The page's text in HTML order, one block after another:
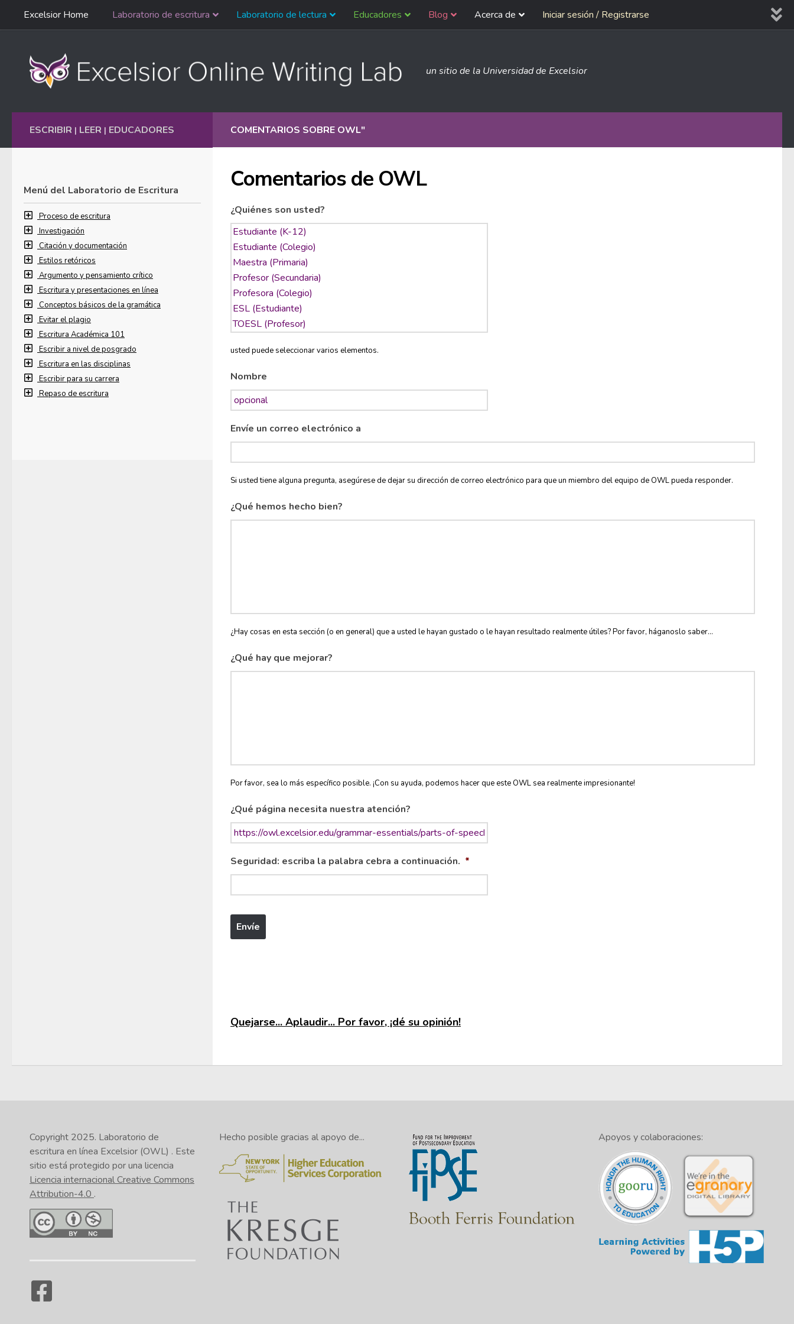
Ir al contenido
navegación
Excelsior Home Laboratorio de escritura Laboratorio de lectura Educadores Blog Acerca de Iniciar sesión / Registrarse
un sitio de la Universidad de Excelsior
COMENTARIOS SOBRE OWL"
Comentarios de OWL
¿Quiénes son usted?
usted puede seleccionar varios elementos.
Nombre
Envíe un correo electrónico a
Si usted tiene alguna pregunta, asegúrese de dejar su dirección de correo electrónico para que un miembro del equipo de OWL pueda responder.
¿Qué hemos hecho bien?
¿Hay cosas en esta sección (o en general) que a usted le hayan gustado o le hayan resultado realmente útiles? Por favor, háganoslo saber...
¿Qué hay que mejorar?
Por favor, sea lo más específico posible. ¡Con su ayuda, podemos hacer que este OWL sea realmente impresionante!
¿Qué página necesita nuestra atención?
Seguridad: escriba la palabra cebra a continuación. *
Quejarse... Aplaudir... Por favor, ¡dé su opinión!
ESCRIBIR | LEER | EDUCADORES
Menú del Laboratorio de Escritura
Proceso de escritura
Investigación
Citación y documentación
Estilos retóricos
Argumento y pensamiento crítico
Escritura y presentaciones en línea
Conceptos básicos de la gramática
Evitar el plagio
Escritura Académica 101
Escribir a nivel de posgrado
Escritura en las disciplinas
Escribir para su carrera
Repaso de escritura
Copyright 2025. Laboratorio de
escritura en línea Excelsior (OWL) . Este
sitio está protegido por una licencia
Licencia internacional Creative Commons
Attribution-4.0 .
Hecho posible gracias al apoyo de... Apoyos y colaboraciones: